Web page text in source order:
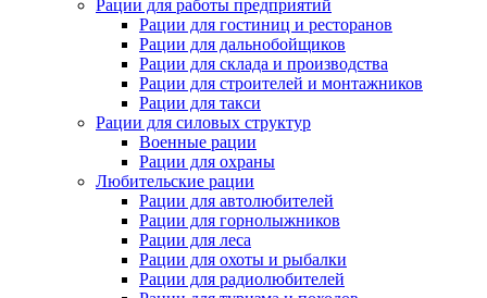
Рации для работы предприятий
Рации для гостиниц и ресторанов
Рации для дальнобойщиков
Рации для склада и производства
Рации для строителей и монтажников
Рации для такси
Рации для силовых структур
Военные рации
Рации для охраны
Любительские рации
Рации для автолюбителей
Рации для горнолыжников
Рации для леса
Рации для охоты и рыбалки
Рации для радиолюбителей